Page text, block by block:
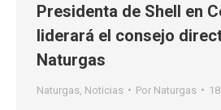
Presidenta de Shell en
liderará el consejo
Naturgas
Naturgas Noticias Por Naturgas